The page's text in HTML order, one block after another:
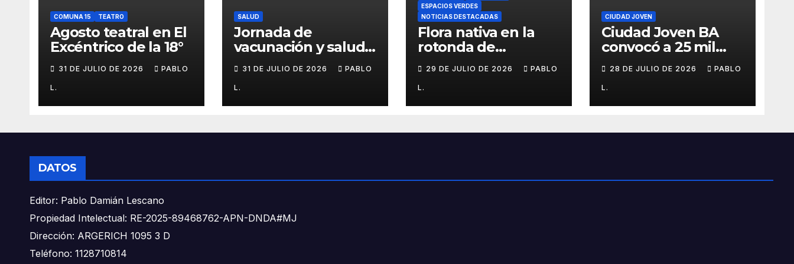
COMUNA 15 TEATRO
Agosto teatral en El
Excéntrico de la 18°
31 DE JULIO DE 2026 PABLO
L.
SALUD
Jornada de
vacunación y salud
31 DE JULIO DE 2026 PABLO
L.
ESPACIOS VERDES
NOTICIAS DESTACADAS
Flora nativa en la
rotonda de
29 DE JULIO DE 2026 PABLO
L.
CIUDAD JOVEN
Ciudad Joven BA
convocó a 25 mil
28 DE JULIO DE 2026 PABLO
L.
DATOS
Editor: Pablo Damián Lescano
Propiedad Intelectual: RE-2025-89468762-APN-DNDA#MJ
Dirección: ARGERICH 1095 3 D
Teléfono: 1128710814